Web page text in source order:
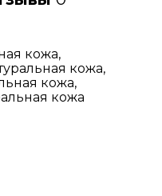
кожа,
кожа,
кожа,
кожа